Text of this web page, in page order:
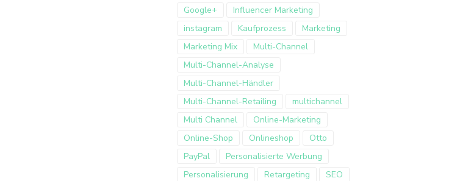
Google+
Influencer Marketing
instagram
Kaufprozess
Marketing
Marketing Mix
Multi-Channel
Multi-Channel-Analyse
Multi-Channel-Händler
Multi-Channel-Retailing
multichannel
Multi Channel
Online-Marketing
Online-Shop
Onlineshop
Otto
PayPal
Personalisierte Werbung
Personalisierung
Retargeting
SEO